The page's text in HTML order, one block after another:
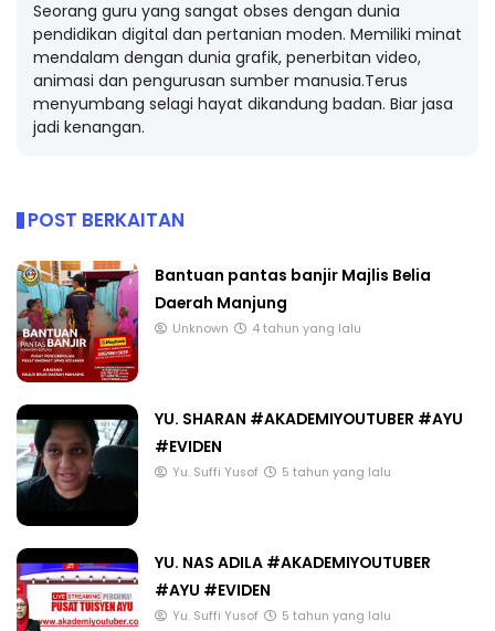
Seorang guru yang sangat obses dengan dunia
pendidikan digital dan pertanian moden. Memiliki minat
mendalam dengan dunia grafik, penerbitan video,
animasi dan pengurusan sumber manusia.Terus
menyumbang selagi hayat dikandung badan. Biar jasa
jadi kenangan.
POST BERKAITAN
Bantuan pantas banjir Majlis Belia
Daerah Manjung
Unknown 4 tahun yang lalu
YU. SHARAN #AKADEMIYOUTUBER #AYU
#EVIDEN
Yu. Suffi Yusof 5 tahun yang lalu
YU. NAS ADILA #AKADEMIYOUTUBER
#AYU #EVIDEN
Yu. Suffi Yusof 5 tahun yang lalu